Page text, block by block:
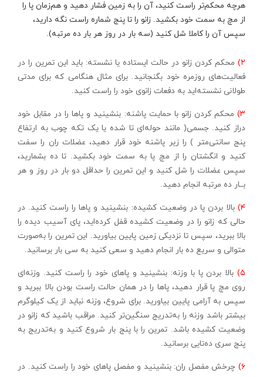
هرچه محکم‌تر راست کنید، آن را به زمین فشار دهید و هم‌زمان پا را
از مچ به سمت خود بکشید. زانو را تا پنج شماره راست نگه دارید،
سپس آن را کاملا شل کنید (سه بار در روز هر بار ده مرتبه).
۲)
محکم کردن زانو در حالت ایستاده یا نشسته: باید این تمرین را در
فعالیت‌های روزمره خود بگنجانید. برای مثال هنگامی ‌که برای مدتی
طولانی نشسته‌اید به دفعات زانوی خود را راست کنید.
۳) محکم کردن زانو با حمایت پاشنه: بنشینید و پاها را در مقابل خود
دراز کنید. جسمی‌( مانند حوله‌ای تا شده یا یک تکه چوب به ارتفاع
پنج سانتی‌متر ) را زیر پاشنه خود قرار دهید، عضلات ران را سفت
کنید و انگشتان را از مچ پا به سمت خود بکشید. تا ده بشمارید،
سپس عضلات را شل کنید و این تمرین را حداقل دو بار در روز و هر
بــار ده مرتبه انجام دهید.
۴) بالا بردن پا در وضعیت کشیده: بنشینید و پاها را راست کنید. در
حالی که زانو را در وضعیت کشیده قفل کرده‌اید، پای آسیب دیده را
بالا ببرید، سپس تا نزدیکی زمین پایین بیاورید. این تمرین را به‌صورت
متوالی و سریع ده بار انجام دهید و سعی کنید به سی بار برسانید.
۵) بالا بردن پا با وزنه: بنشینید و پاهای خود را راست کنید. وزنه‌ای
روی مچ پا قرار دهید،‌ پاها را در همان حالت راست بودن بالا ببرید و
سپس به آرامی ‌پایین بیاورید. برای شروع، وزنه نباید از یک کیلوگرم
بیشتر باشد وزنه را به‌تدریج سنگین‌تر کنید. مراقب باشید که زانو در
وضعیت کشیده باشد. تمرین را با پنج بار شروع کنید و به‌تدریج به
پنج سری ده‌تایی برسانید.
۶) چرخش مفصل ران: بنشینید و مفصل پاهای خود را راست کنید. در